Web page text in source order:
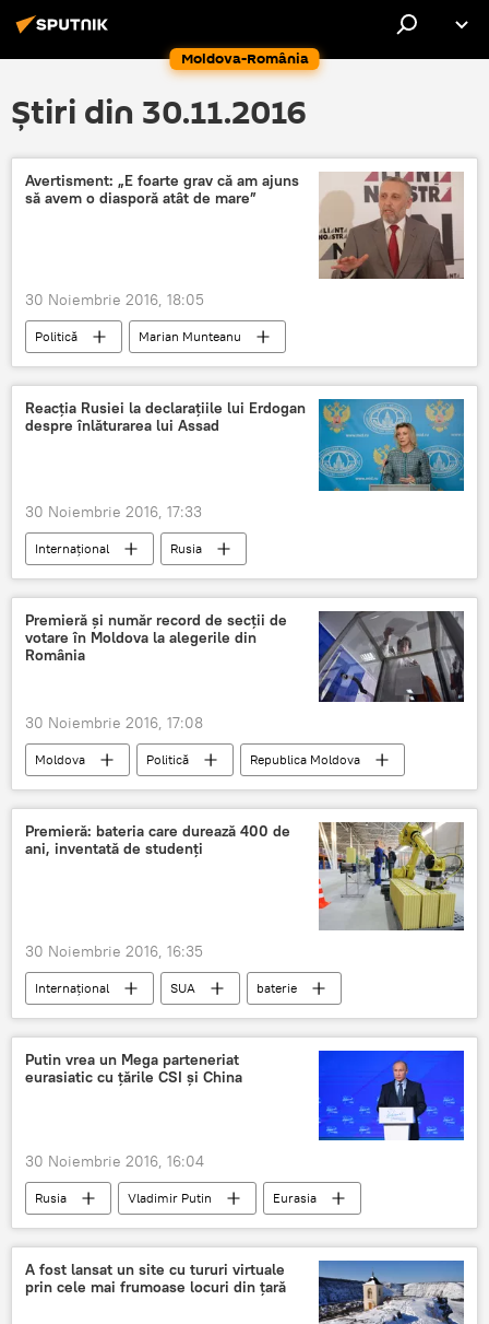
Moldova-România
Știri din 30.11.2016
Avertisment: „E foarte grav că am ajuns
să avem o diasporă atât de mare”
30 Noiembrie 2016, 18:05
Politică
Marian Munteanu
Alianța Noastră România
Alegerile parlamentare 2016
Diaspora românească
Reacţia Rusiei la declaraţiile lui Erdogan
despre înlăturarea lui Assad
30 Noiembrie 2016, 17:33
Internaţional
Rusia
Recep Tayyip Erdogan
Maria Zaharova
Operațiunea militară "Scutul Eufratului"
Bashar al-Assad
Turcia
Premieră și număr record de secții de
votare în Moldova la alegerile din
România
30 Noiembrie 2016, 17:08
Moldova Politică
Republica Moldova
Corespondență
Secții de votare
Premieră
Număr România
Premieră: bateria care durează 400 de
ani, inventată de studenţi
30 Noiembrie 2016, 16:35
Internaţional SUA
baterie
Invenție
Studenți
Putin vrea un Mega parteneriat
eurasiatic cu țările CSI și China
30 Noiembrie 2016, 16:04
Rusia Vladimir Putin
Eurasia
Integrarea Eurasiatică
Drumul mătăsii
Federația Rusă
China
A fost lansat un site cu tururi virtuale
prin cele mai frumoase locuri din țară